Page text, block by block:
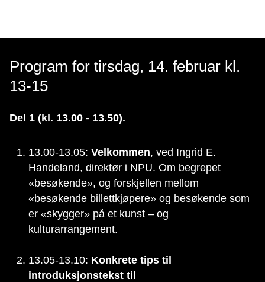
Program for tirsdag, 14. februar kl.
13-15
Del 1 (kl. 13.00 - 13.50).
13.00-13.05: Velkommen, ved Ingrid E.
Handeland, direktør i NPU. Om begrepet
«besøkende», og forskjellen mellom
«besøkende billettkjøpere» og besøkende som
er «skygger» på et kunst – og
kulturarrangement.
13.05-13.10: Konkrete tips til
introduksjonstekst til